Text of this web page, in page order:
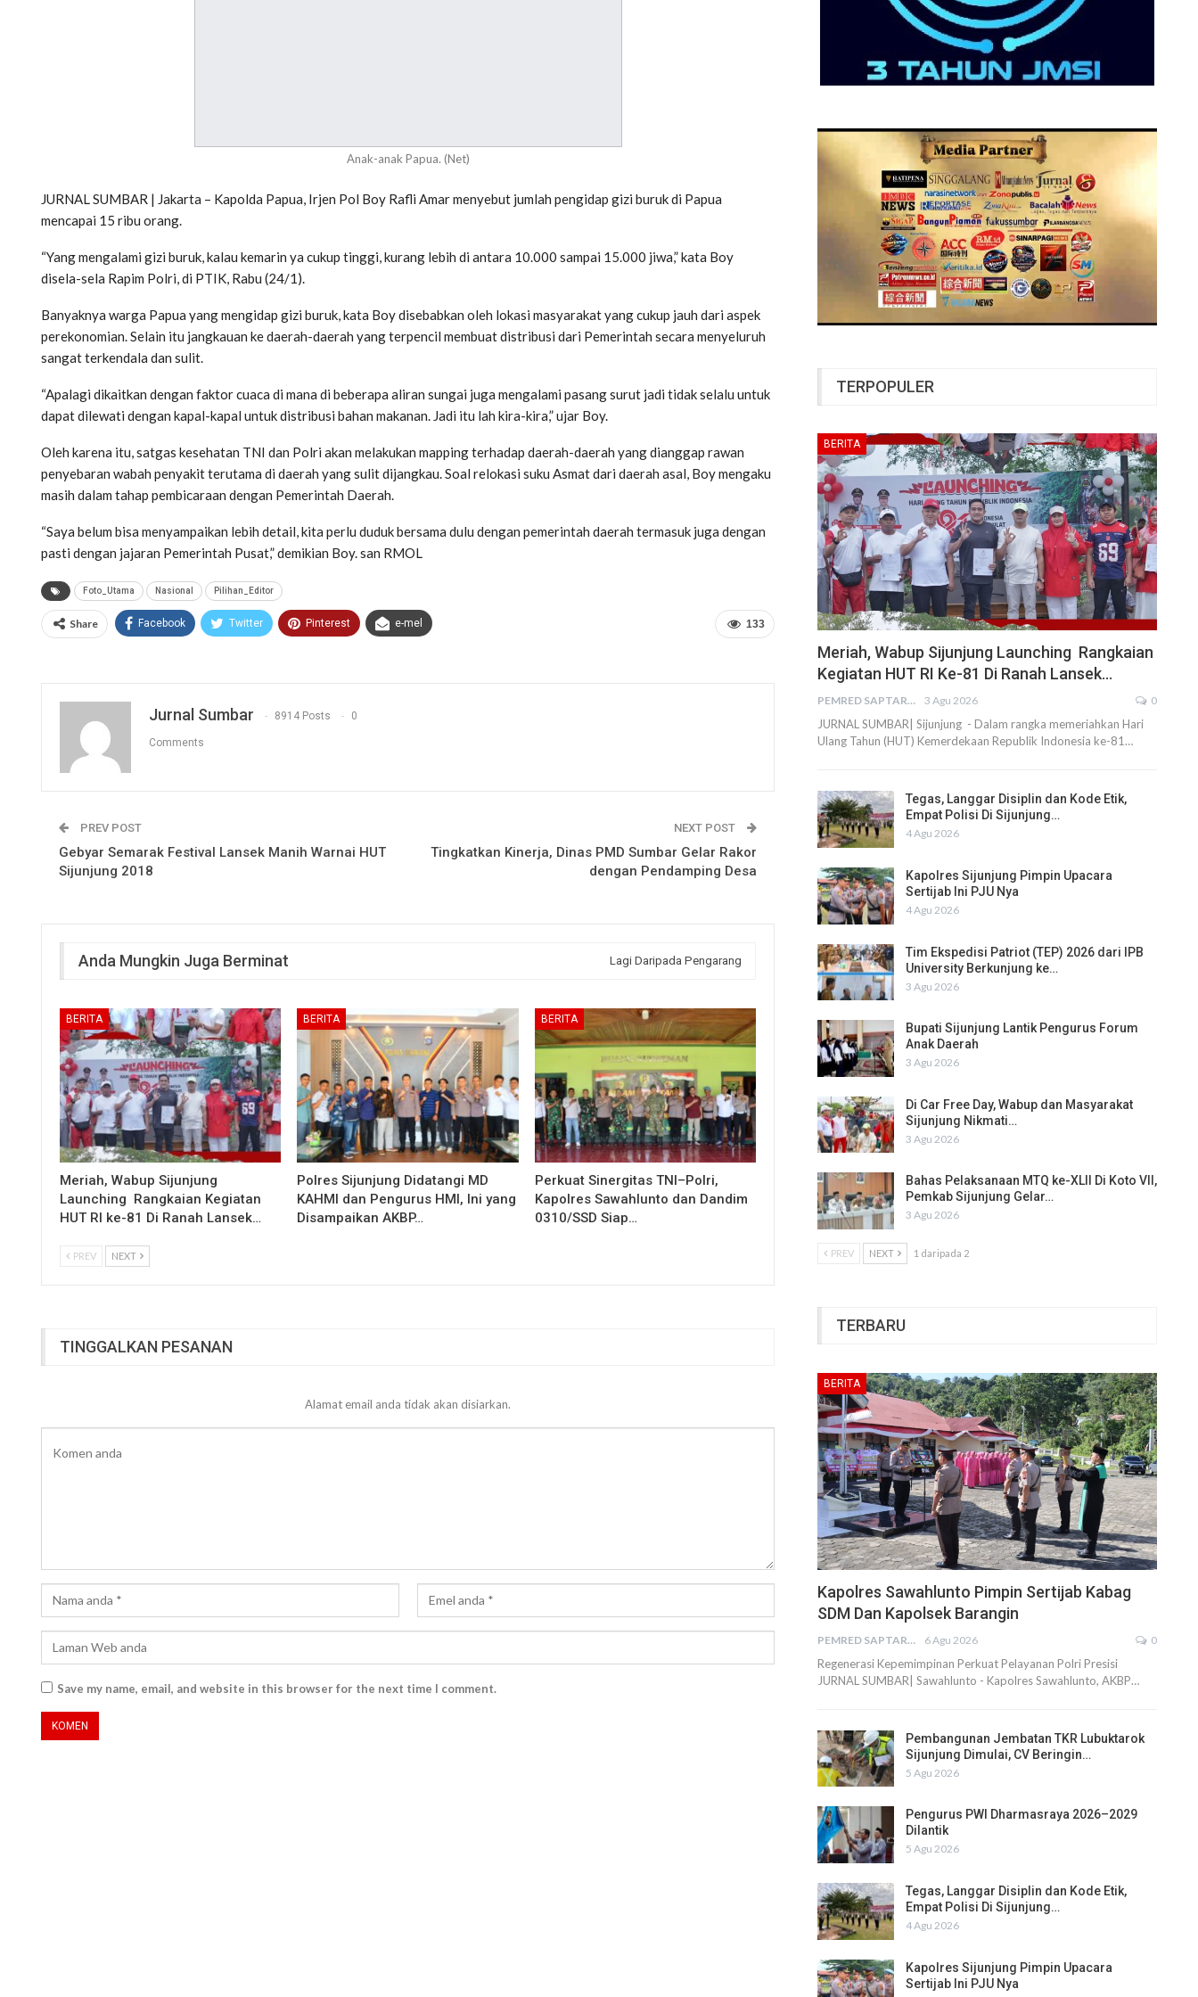
Anak-anak Papua. (Net)
JURNAL SUMBAR | Jakarta – Kapolda Papua, Irjen Pol Boy Rafli Amar menyebut jumlah pengidap gizi buruk di Papua
mencapai 15 ribu orang.
“Yang mengalami gizi buruk, kalau kemarin ya cukup tinggi, kurang lebih di antara 10.000 sampai 15.000 jiwa,” kata Boy
disela-sela Rapim Polri, di PTIK, Rabu (24/1).
Banyaknya warga Papua yang mengidap gizi buruk, kata Boy disebabkan oleh lokasi masyarakat yang cukup jauh dari aspek
perekonomian. Selain itu jangkauan ke daerah-daerah yang terpencil membuat distribusi dari Pemerintah secara menyeluruh
sangat terkendala dan sulit.
“Apalagi dikaitkan dengan faktor cuaca di mana di beberapa aliran sungai juga mengalami pasang surut jadi tidak selalu untuk
dapat dilewati dengan kapal-kapal untuk distribusi bahan makanan. Jadi itu lah kira-kira,” ujar Boy.
Oleh karena itu, satgas kesehatan TNI dan Polri akan melakukan mapping terhadap daerah-daerah yang dianggap rawan
penyebaran wabah penyakit terutama di daerah yang sulit dijangkau. Soal relokasi suku Asmat dari daerah asal, Boy mengaku
masih dalam tahap pembicaraan dengan Pemerintah Daerah.
“Saya belum bisa menyampaikan lebih detail, kita perlu duduk bersama dulu dengan pemerintah daerah termasuk juga dengan
pasti dengan jajaran Pemerintah Pusat,” demikian Boy. san RMOL
Foto_Utama Nasional Pilihan_Editor
133
Share Facebook Twitter Pinterest e-mel
Jurnal Sumbar 8914 Posts 0
Comments
PREV POST
Gebyar Semarak Festival Lansek Manih Warnai HUT
Sijunjung 2018
NEXT POST
Tingkatkan Kinerja, Dinas PMD Sumbar Gelar Rakor
dengan Pendamping Desa
Anda Mungkin Juga Berminat Lagi Daripada Pengarang
BERITA
Meriah, Wabup Sijunjung
Launching Rangkaian Kegiatan
HUT RI ke-81 Di Ranah Lansek…
BERITA
Polres Sijunjung Didatangi MD
KAHMI dan Pengurus HMI, Ini yang
Disampaikan AKBP…
BERITA
Perkuat Sinergitas TNI–Polri,
Kapolres Sawahlunto dan Dandim
0310/SSD Siap…
PREV NEXT
TINGGALKAN PESANAN
Alamat email anda tidak akan disiarkan.
Save my name, email, and website in this browser for the next time I comment.
TERPOPULER
BERITA
Meriah, Wabup Sijunjung Launching Rangkaian
Kegiatan HUT RI Ke-81 Di Ranah Lansek…
PEMRED SAPTARIUS 3 Agu 2026 0
JURNAL SUMBAR| Sijunjung - Dalam rangka memeriahkan Hari
Ulang Tahun (HUT) Kemerdekaan Republik Indonesia ke-81…
Tegas, Langgar Disiplin dan Kode Etik,
Empat Polisi Di Sijunjung…
4 Agu 2026
Kapolres Sijunjung Pimpin Upacara
Sertijab Ini PJU Nya
4 Agu 2026
Tim Ekspedisi Patriot (TEP) 2026 dari IPB
University Berkunjung ke…
3 Agu 2026
Bupati Sijunjung Lantik Pengurus Forum
Anak Daerah
3 Agu 2026
Di Car Free Day, Wabup dan Masyarakat
Sijunjung Nikmati…
3 Agu 2026
Bahas Pelaksanaan MTQ ke-XLII Di Koto VII,
Pemkab Sijunjung Gelar…
3 Agu 2026
PREV NEXT 1 daripada 2
TERBARU
BERITA
Kapolres Sawahlunto Pimpin Sertijab Kabag
SDM Dan Kapolsek Barangin
PEMRED SAPTARIUS 6 Agu 2026 0
Regenerasi Kepemimpinan Perkuat Pelayanan Polri Presisi
JURNAL SUMBAR| Sawahlunto - Kapolres Sawahlunto, AKBP…
Pembangunan Jembatan TKR Lubuktarok
Sijunjung Dimulai, CV Beringin…
5 Agu 2026
Pengurus PWI Dharmasraya 2026–2029
Dilantik
5 Agu 2026
Tegas, Langgar Disiplin dan Kode Etik,
Empat Polisi Di Sijunjung…
4 Agu 2026
Kapolres Sijunjung Pimpin Upacara
Sertijab Ini PJU Nya